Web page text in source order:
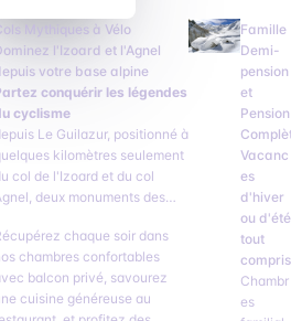
Cols Mythiques à Vélo
votre base alpine
conquérir les légendes
cyclisme
Le Guilazur, positionné à
kilomètres seulement
col de l'Izoard et du col
deux monuments des
de base idéal pour
les cols sans fatigue
chaque soir dans
chambres confortables
balcon privé, savourez
cuisine généreuse au
Famille
Demi-
pension
et
Pension
Vacanc
es
d'hiver
ou d'été
tout
compris
Chambr
es